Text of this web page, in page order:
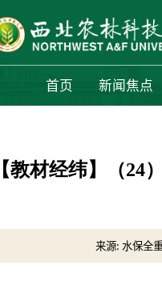
首页 新闻焦点
【教材经纬】（24
来源: 水保全